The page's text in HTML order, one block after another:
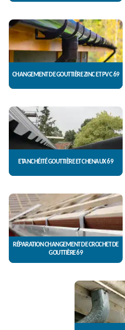
CHANGEMENT DE GOUTTIÈRE ZINC ET PVC 69
ETANCHÉITÉ GOUTTIÈRE ET CHENAUX 69
RÉPARATION CHANGEMENT DE CROCHET DE
GOUTTIÈRE 69